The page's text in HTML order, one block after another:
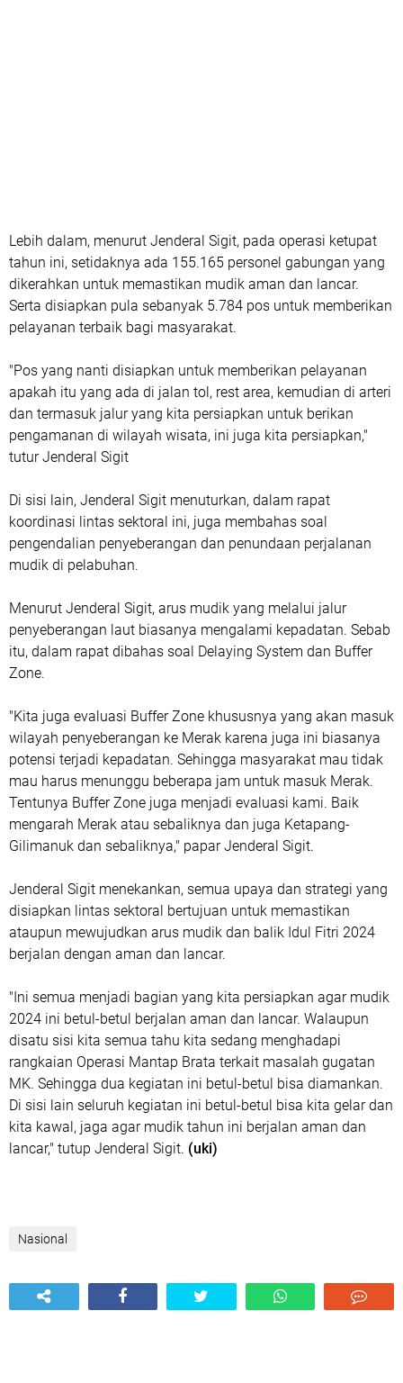
Lebih dalam, menurut Jenderal Sigit, pada operasi ketupat
tahun ini, setidaknya ada 155.165 personel gabungan yang
dikerahkan untuk memastikan mudik aman dan lancar.
Serta disiapkan pula sebanyak 5.784 pos untuk memberikan
pelayanan terbaik bagi masyarakat.
"Pos yang nanti disiapkan untuk memberikan pelayanan
apakah itu yang ada di jalan tol, rest area, kemudian di arteri
dan termasuk jalur yang kita persiapkan untuk berikan
pengamanan di wilayah wisata, ini juga kita persiapkan,"
tutur Jenderal Sigit
Di sisi lain, Jenderal Sigit menuturkan, dalam rapat
koordinasi lintas sektoral ini, juga membahas soal
pengendalian penyeberangan dan penundaan perjalanan
mudik di pelabuhan.
Menurut Jenderal Sigit, arus mudik yang melalui jalur
penyeberangan laut biasanya mengalami kepadatan. Sebab
itu, dalam rapat dibahas soal Delaying System dan Buffer
Zone.
"Kita juga evaluasi Buffer Zone khususnya yang akan masuk
wilayah penyeberangan ke Merak karena juga ini biasanya
potensi terjadi kepadatan. Sehingga masyarakat mau tidak
mau harus menunggu beberapa jam untuk masuk Merak.
Tentunya Buffer Zone juga menjadi evaluasi kami. Baik
mengarah Merak atau sebaliknya dan juga Ketapang-
Gilimanuk dan sebaliknya," papar Jenderal Sigit.
Jenderal Sigit menekankan, semua upaya dan strategi yang
disiapkan lintas sektoral bertujuan untuk memastikan
ataupun mewujudkan arus mudik dan balik Idul Fitri 2024
berjalan dengan aman dan lancar.
"Ini semua menjadi bagian yang kita persiapkan agar mudik
2024 ini betul-betul berjalan aman dan lancar. Walaupun
disatu sisi kita semua tahu kita sedang menghadapi
rangkaian Operasi Mantap Brata terkait masalah gugatan
MK. Sehingga dua kegiatan ini betul-betul bisa diamankan.
Di sisi lain seluruh kegiatan ini betul-betul bisa kita gelar dan
kita kawal, jaga agar mudik tahun ini berjalan aman dan
lancar," tutup Jenderal Sigit. (uki)
Nasional